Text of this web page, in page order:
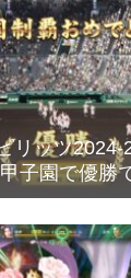
リッツ2024-
子園で優勝